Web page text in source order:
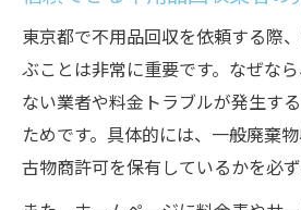
東京都で不用品回収を依頼する際
ぶことは非常に重要です。なぜな
ない業者や料金トラブルが発生す
ためです。具体的には、一般廃棄
古物商許可を保有しているかを必